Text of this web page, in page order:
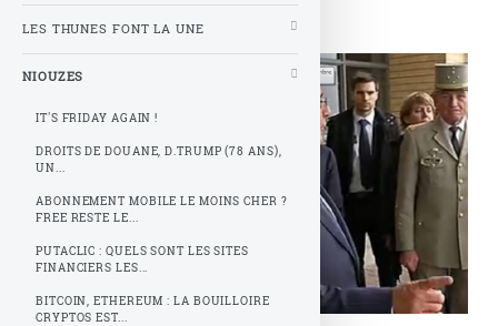
Hollande demande à Sarkozy où est le sein...
LES THUNES FONT LA UNE
NIOUZES
IT'S FRIDAY AGAIN !
DROITS DE DOUANE, D.TRUMP (78 ANS),
UN...
ABONNEMENT MOBILE LE MOINS CHER ?
FREE RESTE LE...
PUTACLIC : QUELS SONT LES SITES
FINANCIERS LES...
BITCOIN, ETHEREUM : LA BOUILLOIRE
CRYPTOS EST...